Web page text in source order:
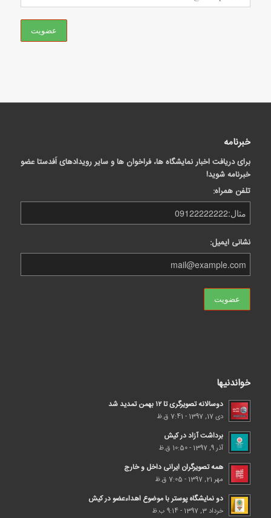
خبرنامه
برای دریافت اخبار نمایشگاه ها، فراخوان ها و سایر رویدادهای اَفدستا عضو
خبرنامه شوید!
تلفن همراه:
نشانی ایمیل:
خواندنیها
دوسالانه تصویرگری تا ۱۲ بهمن تمدید شد
دی 17, 1397 - 7:41 ق.ظ
برداشت آزاد در کیش
آذر 9, 1397 - 10:50 ق.ظ
همه تصویرگران ایرانی داخل و خارج
مهر 21, 1397 - 7:05 ق.ظ
دو نمایشگاه پوستر با موضوع اهداء‌عضو در کیش
خرداد 3, 1397 - 9:14 ب.ظ